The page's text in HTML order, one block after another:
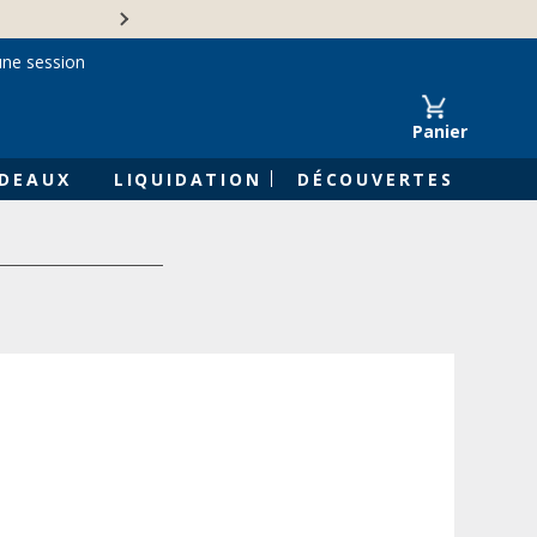
Panier
LIQUIDATION DÉCOUVERTES
session